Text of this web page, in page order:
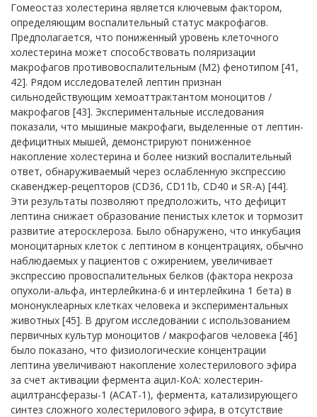
Гомеостаз холестерина является ключевым фактором,
определяющим воспалительный статус макрофагов.
Предполагается, что пониженный уровень клеточного
холестерина может способствовать поляризации
макрофагов противовоспалительным (M2) фенотипом [41,
42]. Рядом исследователей лептин признан
сильнодействующим хемоаттрактантом моноцитов /
макрофагов [43]. Экспериментальные исследования
показали, что мышиные макрофаги, выделенные от лептин-
дефицитных мышей, демонстрируют пониженное
накопление холестерина и более низкий воспалительный
ответ, обнаруживаемый через ослабленную экспрессию
скавенджер-рецепторов (CD36, CD11b, CD40 и SR-A) [44].
Эти результаты позволяют предположить, что дефицит
лептина снижает образование пенистых клеток и тормозит
развитие атеросклероза. Было обнаружено, что инкубация
моноцитарных клеток с лептином в концентрациях, обычно
наблюдаемых у пациентов с ожирением, увеличивает
экспрессию провоспалительных белков (фактора некроза
опухоли-альфа, интерлейкина-6 и интерлейкина 1 бета) в
мононуклеарных клетках человека и экспериментальных
животных [45]. В другом исследовании с использованием
первичных культур моноцитов / макрофагов человека [46]
было показано, что физиологические концентрации
лептина увеличивают накопление холестерилового эфира
за счет активации фермента ацил-КоА: холестерин-
ацилтрансферазы-1 (ACAT-1), фермента, катализирующего
синтез сложного холестерилового эфира, в отсутствие